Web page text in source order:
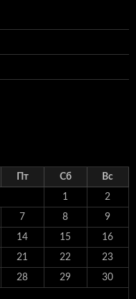
Пт Сб Вс
1 2
7 8 9
14 15 16
21 22 23
28 29 30